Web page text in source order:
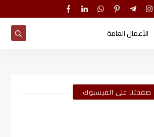
الأعمال العامة
صفحتنا على الفيسبوك